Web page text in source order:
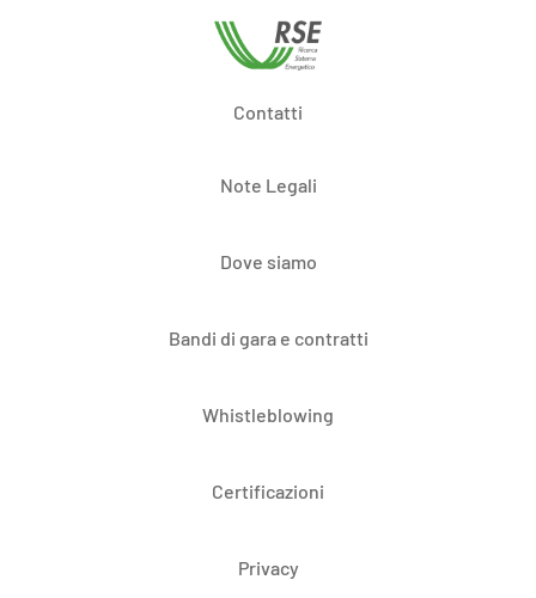
Contatti
Note Legali
Dove siamo
Bandi di gara e contratti
Whistleblowing
Certificazioni
Privacy